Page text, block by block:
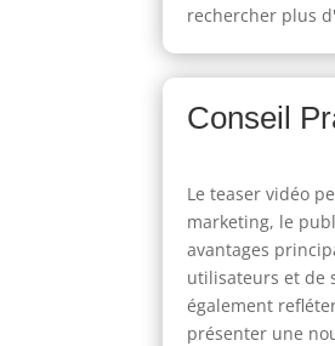
rechercher plus
Conseil
Le teaser vidéo
marketing, le
avantages
utilisateurs et de
également
présenter une